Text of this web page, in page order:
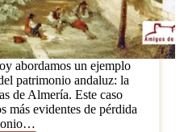
abordamos un ejemplo
patrimonio andaluz: la
de Almería. Este caso
más evidentes de pérdida